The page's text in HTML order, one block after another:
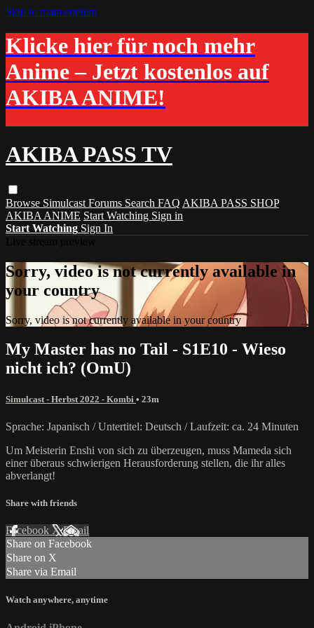
Skip to main content
Klicke hier für noch mehr
Anime – Jetzt kostenlos auf
AKIBA ANIME!
AKIBA PASS TV
Browse Simulcast Forums Search FAQ AKIBA PASS SHOP
AKIBA ANIME Start Watching Sign in
Start Watching Sign In
Sorry, video is not currently available in
your country
Sorry, video is not currently available in your country
My Master has no Tail - S1E10 - Wieso
nicht ich? (OmU)
Simulcast - Herbst 2022 - Kombi • 23m
Sprache: Japanisch / Untertitel: Deutsch / Laufzeit: ca. 24 Minuten
Um Meisterin Enshi von sich zu überzeugen, muss Mameda sich
einer überaus schwierigen Herausforderung stellen, die ihr alles
abverlangt!
Share with friends
Facebook XEmail
Share on Facebook
Share on X
Share via Email
Watch anywhere, anytime